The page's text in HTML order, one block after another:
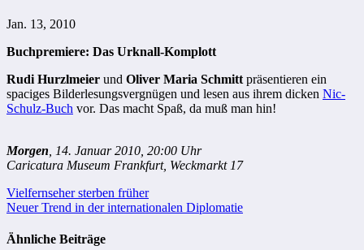
Jan. 13, 2010
Buchpremiere: Das Urknall-Komplott
Rudi Hurzlmeier und Oliver Maria Schmitt präsentieren ein
spaciges Bilderlesungsvergnügen und lesen aus ihrem dicken Nic-
Schulz-Buch vor. Das macht Spaß, da muß man hin!
Morgen , 14. Januar 2010, 20:00 Uhr
Caricatura Museum Frankfurt, Weckmarkt 17
Beitragsnavigation
Vielfernseher sterben früher
Neuer Trend in der internationalen Diplomatie
Ähnliche Beiträge